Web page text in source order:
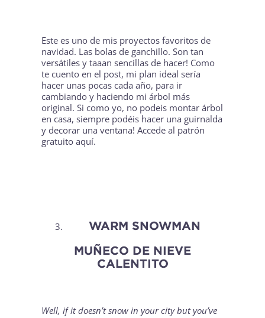
Este es uno de mis proyectos favoritos de
navidad. Las bolas de ganchillo. Son tan
versátiles y taaan sencillas de hacer! Como
te cuento en el post, mi plan ideal sería
hacer unas pocas cada año, para ir
cambiando y haciendo mi árbol más
original. Si como yo, no podeis montar árbol
en casa, siempre podéis hacer una guirnalda
y decorar una ventana! Accede al patrón
gratuitoaquí.
WARM SNOWMAN
MUÑECO DE NIEVE
CALENTITO
Well, if it doesn’t snow in your city but you’ve